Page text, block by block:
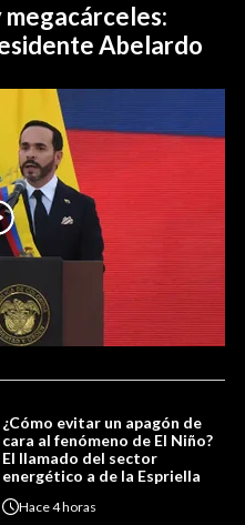
Abelardo
¿Cómo evitar un apagón de
cara al fenómeno de El Niño?
El llamado del sector
energético a de la Espriella
Hace4 horas